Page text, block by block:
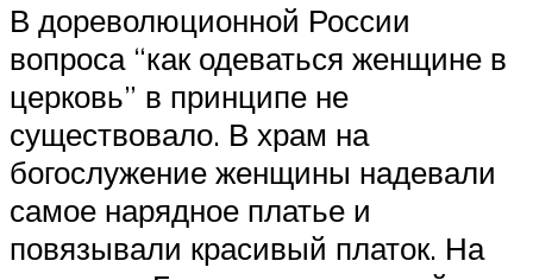
В дореволюционной России
вопроса “как одеваться женщине в
церковь” в принципе не
существовало. В храм на
богослужение женщины надевали
самое нарядное платье и
повязывали красивый платок. На